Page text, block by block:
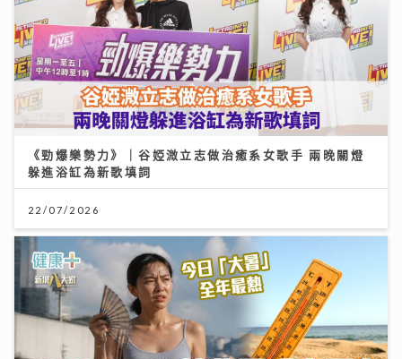
《勁爆樂勢力》｜谷婭溦立志做治癒系女歌手 兩晚關燈
躲進浴缸為新歌填詞
22/07/2026